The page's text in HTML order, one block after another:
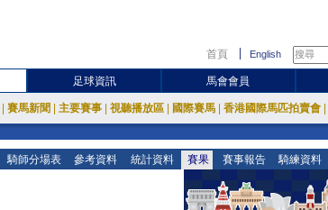
首頁 English
足球資訊 馬會會員
賽馬新聞 主要賽事 視聽播放區 國際賽馬 香港國際馬匹拍賣會
騎師分場表 參考資料 統計資料 賽果 賽事報告 騎練資料